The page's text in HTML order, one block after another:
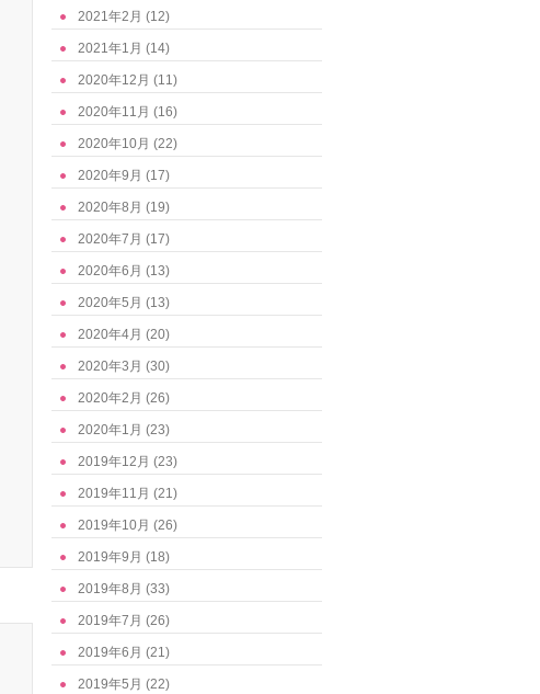
2021年2月 (12)
2021年1月 (14)
2020年12月 (11)
2020年11月 (16)
2020年10月 (22)
2020年9月 (17)
2020年8月 (19)
2020年7月 (17)
2020年6月 (13)
2020年5月 (13)
2020年4月 (20)
2020年3月 (30)
2020年2月 (26)
2020年1月 (23)
2019年12月 (23)
2019年11月 (21)
2019年10月 (26)
2019年9月 (18)
2019年8月 (33)
2019年7月 (26)
2019年6月 (21)
2019年5月 (22)